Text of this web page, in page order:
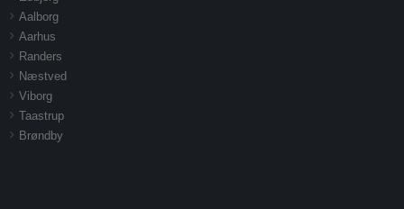
Aalborg
Aarhus
Randers
Næstved
Viborg
Taastrup
Brøndby